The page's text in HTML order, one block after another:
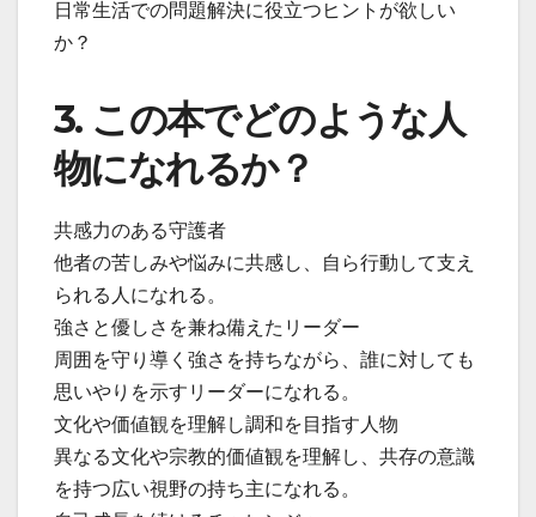
日常生活での問題解決に役立つヒントが欲しい
か？
3. この本でどのような人
物になれるか？
共感力のある守護者
他者の苦しみや悩みに共感し、自ら行動して支え
られる人になれる。
強さと優しさを兼ね備えたリーダー
周囲を守り導く強さを持ちながら、誰に対しても
思いやりを示すリーダーになれる。
文化や価値観を理解し調和を目指す人物
異なる文化や宗教的価値観を理解し、共存の意識
を持つ広い視野の持ち主になれる。